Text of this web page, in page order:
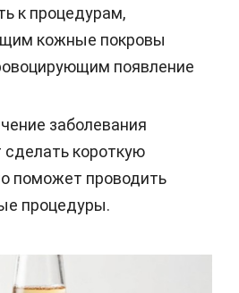
к процедурам,
кожные покровы
появление
заболевания
короткую
поможет проводить
процедуры.